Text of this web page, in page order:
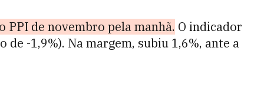
PPI de novembro pela manhã. O indicador
de -1,9%). Na margem, subiu 1,6%, ante a